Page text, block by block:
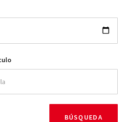
BÚSQUEDA